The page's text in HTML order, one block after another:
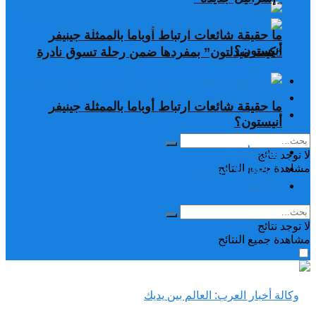
ما حقيقة شائعات ارتباط أوباما بالممثلة جينيفر
أنيستون؟
تغريدات
دراسات وبحوث
رياضة
لا توجد نتائج
مشاهدة جميع النتائح
“كيت ميدلتون” بمفردها ضمن رحلة تسوق نادرة
ما حقيقة شائعات ارتباط أوباما بالممثلة جينيفر
أنيستون؟
تغريدات
دراسات وبحوث
لا توجد نتائج
مشاهدة جميع النتائح